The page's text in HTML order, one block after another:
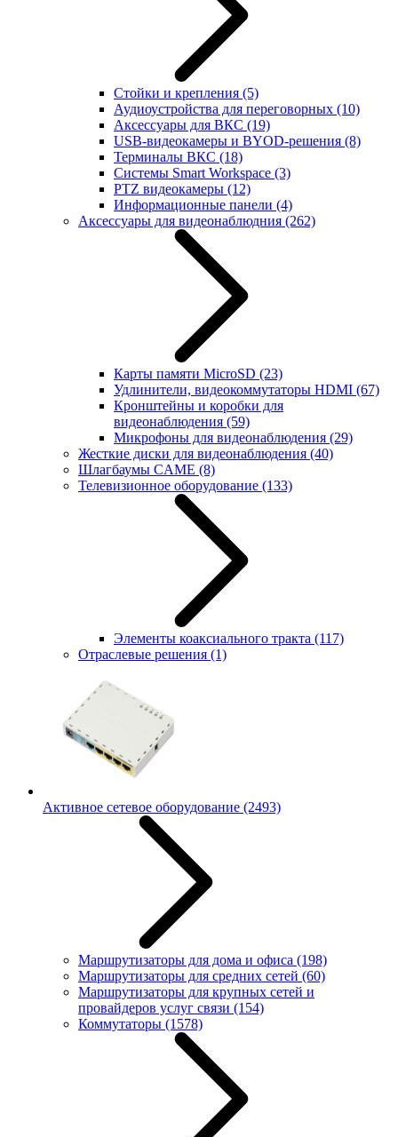
Стойки и крепления (5)
Аудиоустройства для переговорных (10)
Аксессуары для ВКС (19)
USB-видеокамеры и BYOD-решения (8)
Терминалы ВКС (18)
Системы Smart Workspace (3)
PTZ видеокамеры (12)
Информационные панели (4)
Аксессуары для видеонаблюдния (262)
Карты памяти MicroSD (23)
Удлинители, видеокоммутаторы HDMI (67)
Кронштейны и коробки для
видеонаблюдения (59)
Микрофоны для видеонаблюдения (29)
Жесткие диски для видеонаблюдения (40)
Шлагбаумы CAME (8)
Телевизионное оборудование (133)
Элементы коаксиального тракта (117)
Отраслевые решения (1)
Активное сетевое оборудование (2493)
Маршрутизаторы для дома и офиса (198)
Маршрутизаторы для средних сетей (60)
Маршрутизаторы для крупных сетей и
провайдеров услуг связи (154)
Коммутаторы (1578)